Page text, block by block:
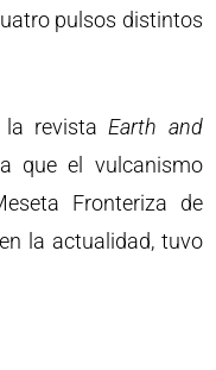
pulsos distintos
la revista Earth and
que el vulcanismo
Fronteriza de
la actualidad, tuvo